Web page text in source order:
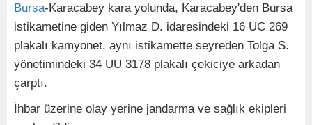
Bursa-Karacabey kara yolunda, Karacabey'den Bursa
istikametine giden Yılmaz D. idaresindeki 16 UC 269
plakalı kamyonet, aynı istikamette seyreden Tolga S.
yönetimindeki 34 UU 3178 plakalı çekiciye arkadan
çarptı.
İhbar üzerine olay yerine jandarma ve sağlık ekipleri